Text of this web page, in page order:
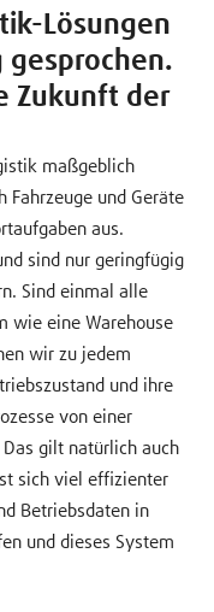
Lösungen
gesprochen.
Zukunft der
maßgeblich
Fahrzeuge und Geräte
aus.
sind nur geringfügig
Sind einmal alle
wie eine Warehouse
wir zu jedem
und ihre
von einer
gilt natürlich auch
sich viel effizienter
Betriebsdaten in
und dieses System